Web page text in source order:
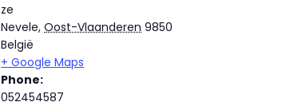
ze
Nevele, Oost-Vlaanderen 9850
België
+ Google Maps
Phone:
052454587